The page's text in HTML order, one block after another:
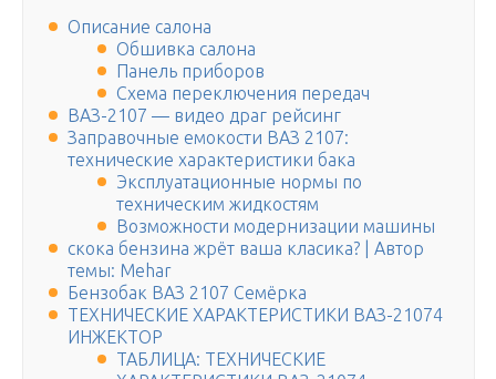
Описание салона
Обшивка салона
Панель приборов
Схема переключения передач
ВАЗ-2107 — видео драг рейсинг
Заправочные емокости ВАЗ 2107:
технические характеристики бака
Эксплуатационные нормы по
техническим жидкостям
Возможности модернизации машины
скока бензина жрёт ваша класика? | Автор
темы: Mehar
Бензобак ВАЗ 2107 Семёрка
ТЕХНИЧЕСКИЕ ХАРАКТЕРИСТИКИ ВАЗ-21074
ИНЖЕКТОР
ТАБЛИЦА: ТЕХНИЧЕСКИЕ